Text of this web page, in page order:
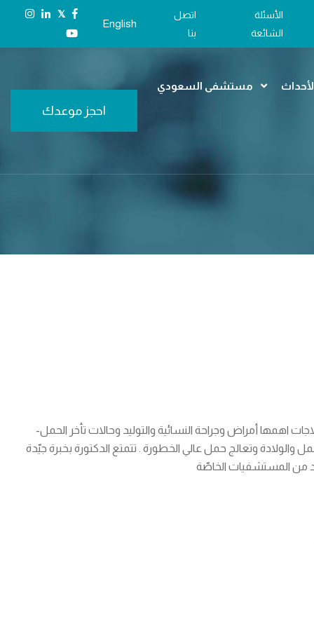
الأسئلة
الشائعة
اتصل
بنا
English
𝕏
مستشفى السعودي
احجز موعدك
اهمها أمراض وجراحة النسائية والتوليد وحالات تأخر الحمل-
والولادة وتعالج حمل عالي الخطورة . تتمتع الدكتورة بخبرة جيّدة
من المستشفيات الخاصّة